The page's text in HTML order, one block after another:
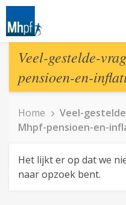
Veel-gestelde-
pensioen-en-
Home
Veel-
Mhpf-pensioen-en-
Het lijkt er op dat we
naar opzoek bent.